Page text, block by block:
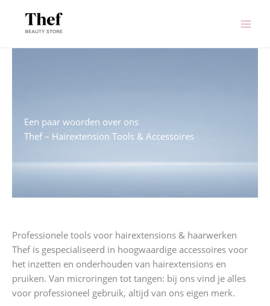
inhoud
Een paar woorden over ons
Thef – Hairextension Tools & Accessoires
Professionele tools voor hairextensions & haarwerken
Thef is gespecialiseerd in hoogwaardige accessoires voor
het inzetten en onderhouden van hairextensions en
pruiken. Van microringen tot tangen: bij ons vind je alles
voor professioneel gebruik, altijd van ons eigen merk.